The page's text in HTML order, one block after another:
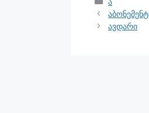
ავდარი